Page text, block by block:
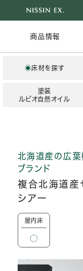
商品情報
◉床材を探す
塗装
ルビオ自然オイル
北海道産の広葉
ブランド
複合北海道
シアー
屋内床